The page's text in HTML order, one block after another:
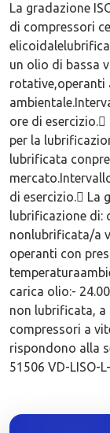
La gradazione
di compressori
un olio di bassa
rotative,operanti
ore di esercizio.
per la
lubrificata
di esercizio. La
lubrificazione di:
nonlubrificata/a
operanti con
carica olio:-
non lubrificata, a
compressori a
rispondono alla
51506 VD-LISO-